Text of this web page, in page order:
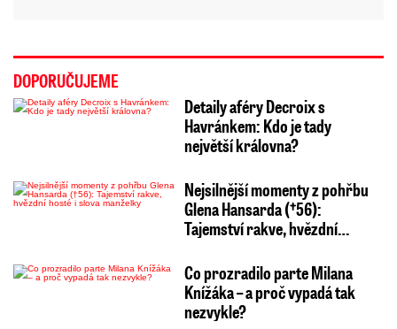
DOPORUČUJEME
Detaily aféry Decroix s
Havránkem: Kdo je tady
největší královna?
Nejsilnější momenty z pohřbu
Glena Hansarda (†56):
Tajemství rakve, hvězdní…
Co prozradilo parte Milana
Knížáka – a proč vypadá tak
nezvykle?